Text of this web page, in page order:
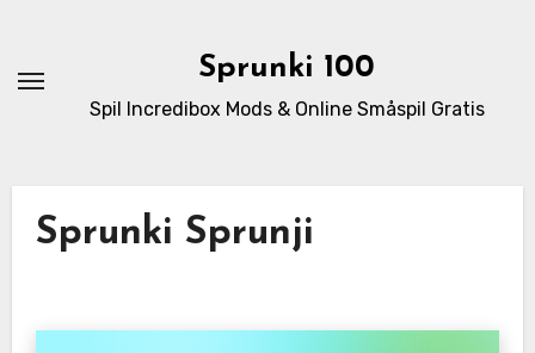
content
Sprunki 100
Spil Incredibox Mods & Online Småspil Gratis
Sprunki Sprunji